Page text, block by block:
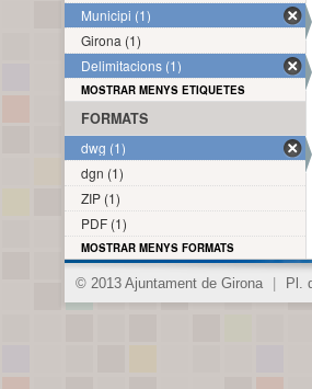
Municipi (1)
Girona (1)
Delimitacions (1)
MOSTRAR MENYS ETIQUETES
FORMATS
dwg (1)
dgn (1)
ZIP (1)
PDF (1)
MOSTRAR MENYS FORMATS
© 2013 Ajuntament de Girona Pl.